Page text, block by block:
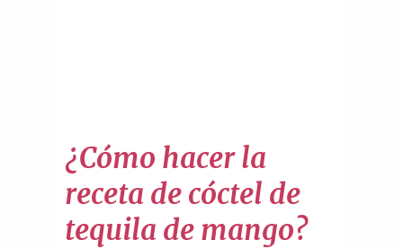
¿Cómo hacer la
receta de cóctel de
tequila de mango?